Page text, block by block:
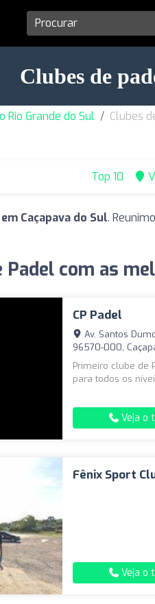
Clubes de
Rio Grande do Sul Clubes
Top 10
Caçapava do Sul.
Padel com as
CP Padel
Av. Santos
96570-000,
Primeiro clube de
para todos os
Veja o
Fênix Sport
Veja o